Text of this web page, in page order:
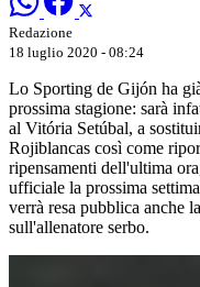
Redazione
18 luglio 2020 - 08:24
Lo Sporting de Gijón ha
prossima stagione: sarà
al Vitória Setúbal, a
Rojiblancas così come
ripensamenti dell'ultima
ufficiale la prossima
verrà resa pubblica anche
sull'allenatore serbo.